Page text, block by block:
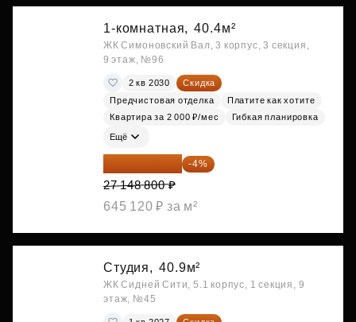
1-комнатная, 40.4м²
ЖК Симоновский Вал, 3 корпус, 3 секция,
9 этаж, №96
2 кв 2030
Скидка
Предчистовая отделка
Платите как хотите
Квартира за 2 000 ₽/мес
Гибкая планировка
Ещё
26 062 848 ₽ -4%
27 148 800 ₽
645 120 ₽ за м²
Студия, 40.9м²
ЖК Сидней Сити, 5.1 корпус, 1 секция, 9
этаж, №45